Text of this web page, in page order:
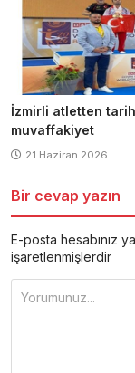
İzmirli atletten
muvaffakiyet
21 Haziran 2026
Bir cevap yazın
E-posta hesabınız
işaretlenmişlerdir